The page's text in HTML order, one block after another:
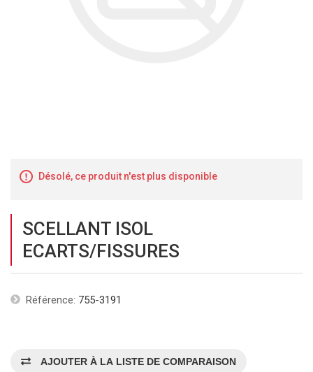
Désolé, ce produit n'est plus disponible
SCELLANT ISOL
ECARTS/FISSURES
Référence: 755-3191
AJOUTER À LA LISTE DE COMPARAISON